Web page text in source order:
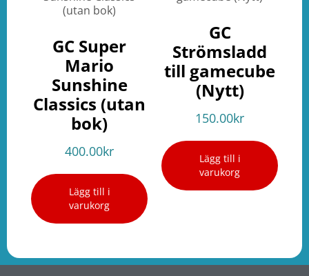
GC Super
Mario
Sunshine
Classics (utan
bok)
400.00kr
Lägg till i
varukorg
GC
Strömsladd
till gamecube
(Nytt)
150.00kr
Lägg till i
varukorg